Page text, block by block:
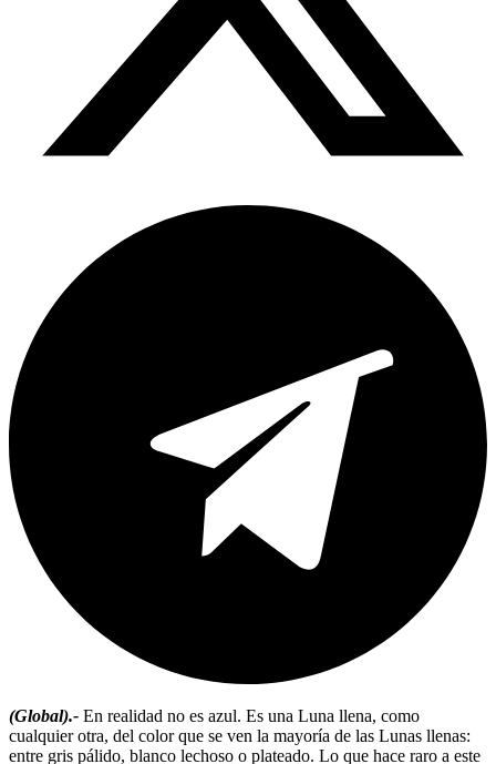
(Global).- En realidad no es azul. Es una Luna llena, como
cualquier otra, del color que se ven la mayoría de las Lunas llenas:
entre gris pálido, blanco lechoso o plateado. Lo que hace raro a este